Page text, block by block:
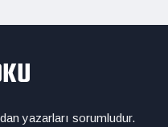
yazarları sorumludur.